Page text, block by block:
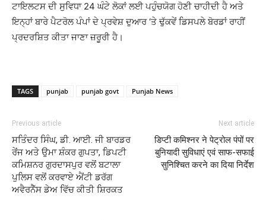
ਟਾਇਲਟਸ ਦੀ ਸੁਵਿਧਾ 24 ਘੰਟੇ ਲੋਕਾਂ ਲਈ ਪਹੁੰਚਯੋਗ ਹੋਣੀ ਚਾਹੀਦੀ ਹੈ ਅਤੇ
ਇਨ੍ਹਾਂ ਬਾਰੇ ਪੈਟਰੋਲ ਪੰਪਾਂ ਦੇ ਪ੍ਰਵੇਸ਼ ਦੁਆਰ ‘ਤੇ ਢੁੱਕਵੇਂ ਡਿਸਪਲੇ ਬੋਰਡਾਂ ਰਾਹੀਂ
ਪ੍ਰਦਰਸ਼ਿਤ ਕੀਤਾ ਜਾਣਾ ਜ਼ਰੂਰੀ ਹੈ।
TAGS punjab punjab govt Punjab News
Previous article
ਸਤਿੰਦਰ ਸਿੰਘ, ਡੀ. ਆਈ. ਜੀ ਬਾਰਡਰ
ਰੇਂਜ ਅਤੇ ਉਮਾ ਸ਼ੰਕਰ ਗੁਪਤਾ, ਡਿਪਟੀ
ਕਮਿਸ਼ਨਰ ਗੁਰਦਾਸਪੁਰ ਵਲੋਂ ਬਟਾਲਾ
ਪੁਲਿਸ ਵਲੋਂ ਕਰਵਾਏ ਐਂਟੀ ਡਰੱਗ
ਅਵੈਰਨੈੱਸ ਡੇਅ ਵਿੱਚ ਕੀਤੀ ਸ਼ਿਰਕਤ
Next article
डिप्टी कमिश्नर ने पेट्रोल पंपों पर
बुनियादी सुविधाएं एवं साफ-सफाई
सुनिश्चित करने का दिया निर्देश